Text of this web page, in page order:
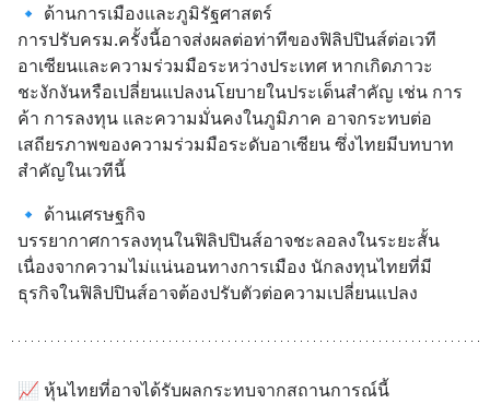
🔹 ด้านการเมืองและภูมิรัฐศาสตร์
การปรับครม.ครั้งนี้อาจส่งผลต่อท่าทีของฟิลิปปินส์ต่อเวที
อาเซียนและความร่วมมือระหว่างประเทศ หากเกิดภาวะ
ชะงักงันหรือเปลี่ยนแปลงนโยบายในประเด็นสำคัญ เช่น การ
ค้า การลงทุน และความมั่นคงในภูมิภาค อาจกระทบต่อ
เสถียรภาพของความร่วมมือระดับอาเซียน ซึ่งไทยมีบทบาท
สำคัญในเวทีนี้
🔹 ด้านเศรษฐกิจ
บรรยากาศการลงทุนในฟิลิปปินส์อาจชะลอลงในระยะสั้น
เนื่องจากความไม่แน่นอนทางการเมือง นักลงทุนไทยที่มี
ธุรกิจในฟิลิปปินส์อาจต้องปรับตัวต่อความเปลี่ยนแปลง
📈 หุ้นไทยที่อาจได้รับผลกระทบจากสถานการณ์นี้